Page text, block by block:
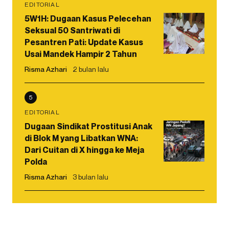
EDITORIAL
5W1H: Dugaan Kasus Pelecehan
Seksual 50 Santriwati di
Pesantren Pati: Update Kasus
Usai Mandek Hampir 2 Tahun
Risma Azhari 2 bulan lalu
5
EDITORIAL
Dugaan Sindikat Prostitusi Anak
di Blok M yang Libatkan WNA:
Dari Cuitan di X hingga ke Meja
Polda
Risma Azhari 3 bulan lalu